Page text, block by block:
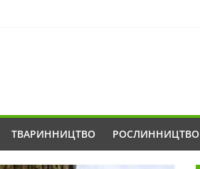
ТВАРИННИЦТВО РОСЛИННИЦТВО